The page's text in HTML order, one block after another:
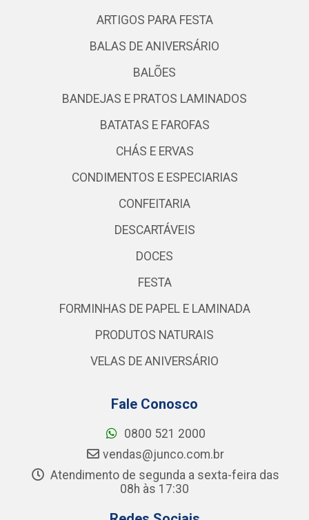
ARTIGOS PARA FESTA
BALAS DE ANIVERSÁRIO
BALÕES
BANDEJAS E PRATOS LAMINADOS
BATATAS E FAROFAS
CHÁS E ERVAS
CONDIMENTOS E ESPECIARIAS
CONFEITARIA
DESCARTÁVEIS
DOCES
FESTA
FORMINHAS DE PAPEL E LAMINADA
PRODUTOS NATURAIS
VELAS DE ANIVERSÁRIO
Fale Conosco
0800 521 2000
vendas@junco.com.br
Atendimento de segunda a sexta-feira das
08h às 17:30